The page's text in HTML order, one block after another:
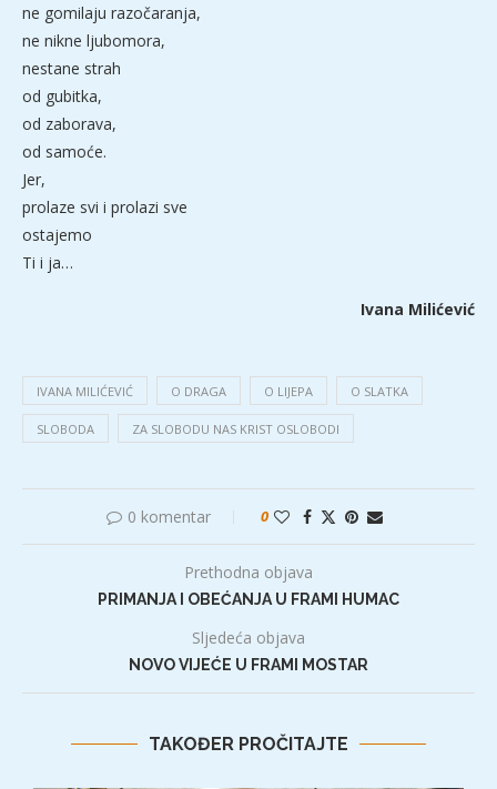
ne gomilaju razočaranja,
ne nikne ljubomora,
nestane strah
od gubitka,
od zaborava,
od samoće.
Jer,
prolaze svi i prolazi sve
ostajemo
Ti i ja…
Ivana Milićević
IVANA MILIĆEVIĆ O DRAGA O LIJEPA O SLATKA
SLOBODA ZA SLOBODU NAS KRIST OSLOBODI
0 komentar 0
Prethodna objava
PRIMANJA I OBEĆANJA U FRAMI HUMAC
Sljedeća objava
NOVO VIJEĆE U FRAMI MOSTAR
TAKOĐER PROČITAJTE